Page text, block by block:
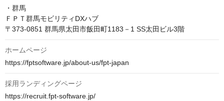
・群馬
ＦＰＴ群馬モビリティDXハブ
ホームページ
https://fptsoftware.jp/about-us/fpt-japan
採用ランディングページ
https://recruit.fpt-software.jp/